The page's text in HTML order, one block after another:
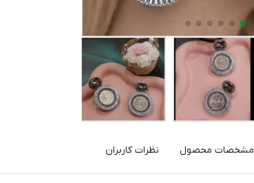
مشخصات محصول نظرات کاربران